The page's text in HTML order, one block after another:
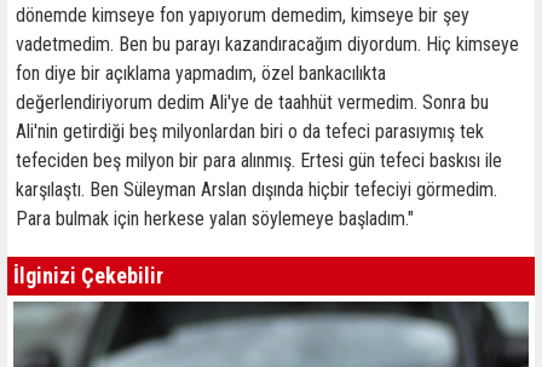
dönemde kimseye fon yapıyorum demedim, kimseye bir şey
vadetmedim. Ben bu parayı kazandıracağım diyordum. Hiç kimseye
fon diye bir açıklama yapmadım, özel bankacılıkta
değerlendiriyorum dedim Ali'ye de taahhüt vermedim. Sonra bu
Ali'nin getirdiği beş milyonlardan biri o da tefeci parasıymış tek
tefeciden beş milyon bir para alınmış. Ertesi gün tefeci baskısı ile
karşılaştı. Ben Süleyman Arslan dışında hiçbir tefeciyi görmedim.
Para bulmak için herkese yalan söylemeye başladım."
İlginizi Çekebilir